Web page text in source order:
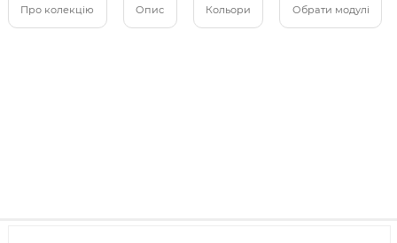
Про колекцію Опис Кольори Обрати модулі